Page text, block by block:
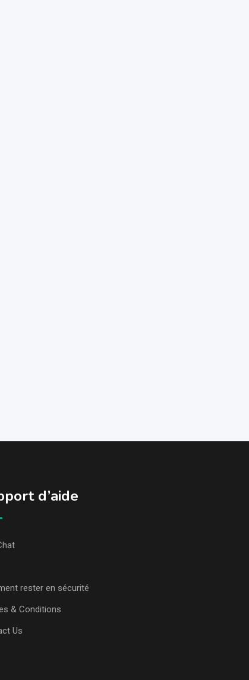
d’aide
rester en sécurité
& Conditions
Us